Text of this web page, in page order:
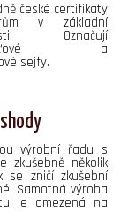
české certifikáty
v základní
Označují
a
sejfy.
výrobní řadu s
zkušebně několik
se zničí zkušební
Samotná výroba
je omezená na